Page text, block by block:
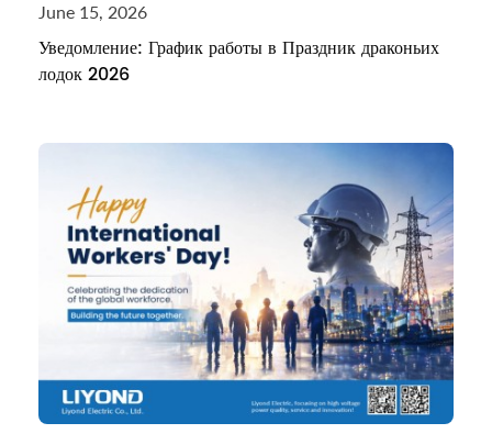
June 15, 2026
Уведомление: График работы в Праздник драконьих
лодок 2026